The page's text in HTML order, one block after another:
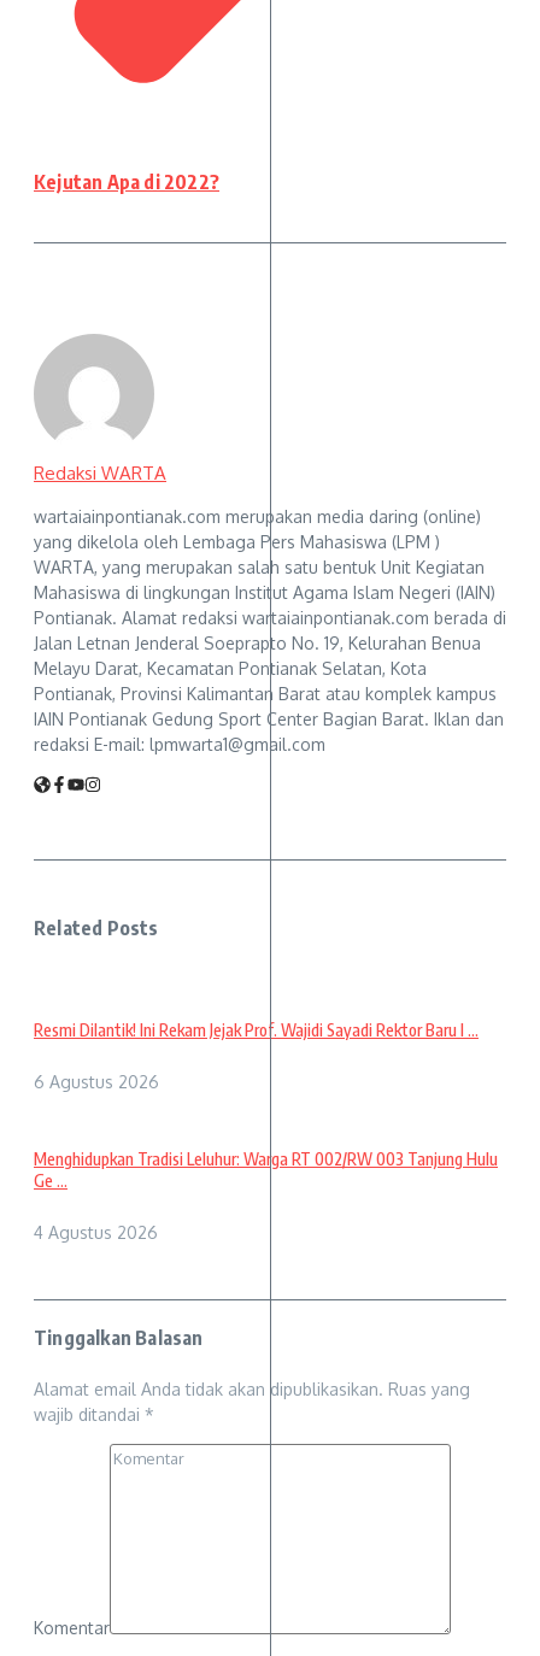
Kejutan Apa di 2022?
Redaksi WARTA
wartaiainpontianak.com merupakan media daring (online)
yang dikelola oleh Lembaga Pers Mahasiswa (LPM )
WARTA, yang merupakan salah satu bentuk Unit Kegiatan
Mahasiswa di lingkungan Institut Agama Islam Negeri (IAIN)
Pontianak. Alamat redaksi wartaiainpontianak.com berada di
Jalan Letnan Jenderal Soeprapto No. 19, Kelurahan Benua
Melayu Darat, Kecamatan Pontianak Selatan, Kota
Pontianak, Provinsi Kalimantan Barat atau komplek kampus
IAIN Pontianak Gedung Sport Center Bagian Barat. Iklan dan
redaksi E-mail: lpmwarta1@gmail.com
Related Posts
Resmi Dilantik! Ini Rekam Jejak Prof. Wajidi Sayadi Rektor Baru I ...
6 Agustus 2026
Menghidupkan Tradisi Leluhur: Warga RT 002/RW 003 Tanjung Hulu
Ge ...
4 Agustus 2026
Tinggalkan Balasan
Alamat email Anda tidak akan dipublikasikan. Ruas yang
wajib ditandai *
Komentar